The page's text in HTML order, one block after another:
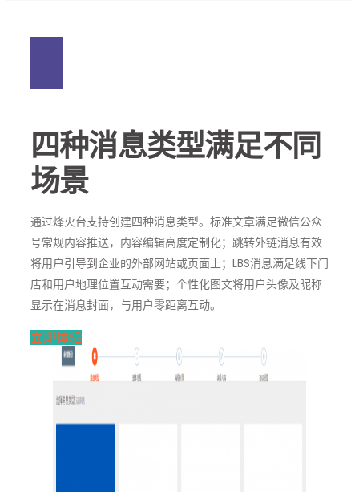
四种消息类型满足不同
场景
通过烽火台支持创建四种消息类型。标准文章满足微信公众
号常规内容推送，内容编辑高度定制化；跳转外链消息有效
将用户引导到企业的外部网站或页面上；LBS消息满足线下门
店和用户地理位置互动需要；个性化图文将用户头像及昵称
显示在消息封面，与用户零距离互动。
立即体验